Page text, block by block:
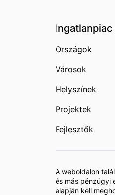
Ingatlanpiac
Országok
Városok
Helyszínek
Projektek
Fejlesztők
A weboldalon
és más pénzügyi
alapján kell